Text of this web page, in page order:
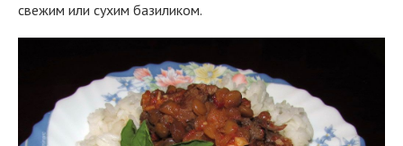
свежим или сухим базиликом.